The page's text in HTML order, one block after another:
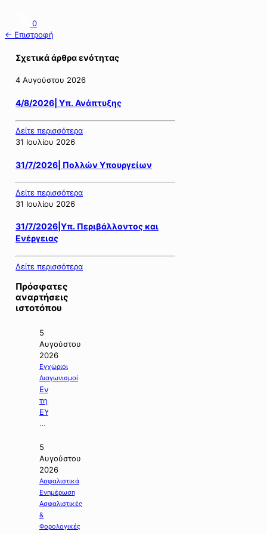
0
← Επιστροφή
Σχετικά άρθρα ενότητας
4 Αυγούστου 2026
4/8/2026| Υπ. Ανάπτυξης
Δείτε περισσότερα
31 Ιουλίου 2026
31/7/2026| Πολλών Υπουργείων
Δείτε περισσότερα
31 Ιουλίου 2026
31/7/2026|Υπ. Περιβάλλοντος και
Ενέργειας
Δείτε περισσότερα
Πρόσφατες
αναρτήσεις
ιστοτόπου
5
Αυγούστου
2026
Εγχώριοι
Διαγωνισμοί
Ενημέρωση
της
ΕΥΔΑΠ
με
«Διαγωνισμός
της
Εργολαβίας
Ε-925».
5
Αυγούστου
2026
Ασφαλιστικά
Ενημέρωση
Ασφαλιστικές
&
Φορολογικές